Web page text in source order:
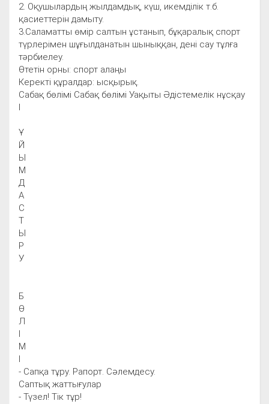
2. Оқушылардың жылдамдық, күш, икемділік т.б.
қасиеттерін дамыту.
3.Саламатты өмір салтын ұстанып, бұқаралық спорт
түрлерімен шұғылданатын шыныққан, дені сау тұлға
тәрбиелеу.
Өтетін орны: спорт алаңы
Керекті құралдар: ысқырық.
Сабақ бөлімі Сабақ бөлімі Уақыты Әдістемелік нұсқау
I
Ұ
Й
Ы
М
Д
А
С
Т
Ы
Р
У
Б
Ө
Л
І
М
І
- Сапқа тұру. Рапорт. Сәлемдесу.
Саптық жаттығулар
- Түзел! Тік тұр!